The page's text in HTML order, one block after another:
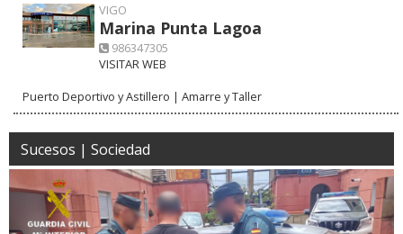
VIGO
Marina Punta Lagoa
986347305
VISITAR WEB
Puerto Deportivo y Astillero | Amarre y Taller
Sucesos | Sociedad